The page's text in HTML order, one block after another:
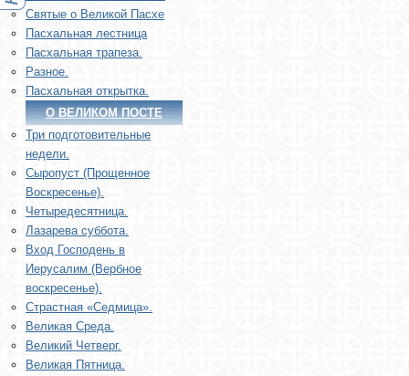
Святые о Великой Пасхе
Пасхальная лестница
Пасхальная трапеза.
Разное.
Пасхальная открытка.
О ВЕЛИКОМ ПОСТЕ
Три подготовительные
недели.
Сыропуст (Прощенное
Воскресенье).
Четыредесятница.
Лазарева суббота.
Вход Господень в
Иерусалим (Вербное
воскресенье).
Страстная «Седмица».
Великая Среда.
Великий Четверг.
Великая Пятница.